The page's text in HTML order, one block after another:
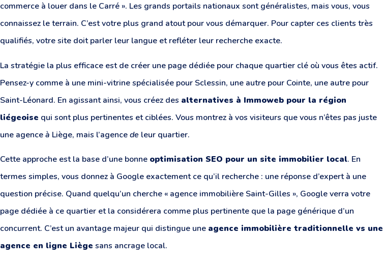
commerce à louer dans le Carré ». Les grands portails nationaux sont généralistes, mais vous, vous
connaissez le terrain. C’est votre plus grand atout pour vous démarquer. Pour capter ces clients très
qualifiés, votre site doit parler leur langue et refléter leur recherche exacte.
La stratégie la plus efficace est de créer une page dédiée pour chaque quartier clé où vous êtes actif.
Pensez-y comme à une mini-vitrine spécialisée pour Sclessin, une autre pour Cointe, une autre pour
Saint-Léonard. En agissant ainsi, vous créez des alternatives à Immoweb pour la région
liégeoise qui sont plus pertinentes et ciblées. Vous montrez à vos visiteurs que vous n’êtes pas juste
une agenceà Liège, mais l’agencede leur quartier.
Cette approche est la base d’une bonne optimisation SEO pour un site immobilier local. En
termes simples, vous donnez à Google exactement ce qu’il recherche : une réponse d’expert à une
question précise. Quand quelqu’un cherche « agence immobilière Saint-Gilles », Google verra votre
page dédiée à ce quartier et la considérera comme plus pertinente que la page générique d’un
concurrent. C’est un avantage majeur qui distingue une agence immobilière traditionnelle vs une
agence en ligne Liège sans ancrage local.